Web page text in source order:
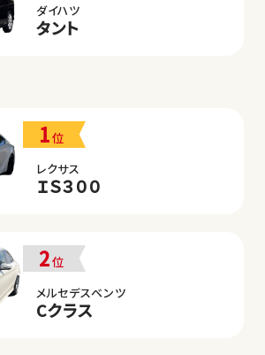
ダイハツ
タント
1位
レクサス
ＩＳ３００
2位
メルセデスベンツ
Cクラス